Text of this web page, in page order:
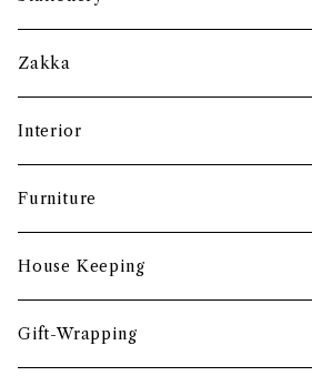
土鍋・お鍋まわり
グラス・タンブラー
酒器
食卓小物
カトラリー
箸・箸置き
ポット
カップ・ソーサー・マグ
茶托・銘々皿
トレイ・コースター
お盆
ペーパーウェイト
ペントレー
ペーパーツール
文房具収納
遊印
Zakka
和ろうそく
ポーチ
Interior
バスケット
鏡・ミラー
フック
Furniture
デスク・スツール
本棚・収納棚
House Keeping
たわし
Gift-Wrapping